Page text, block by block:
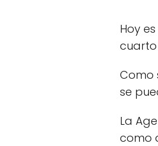
Hoy
cuarto
Como
se
La
como